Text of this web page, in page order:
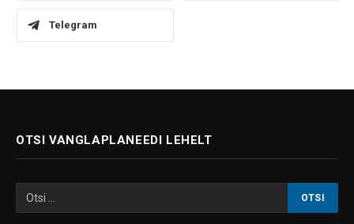
Telegram
OTSI VANGLAPLANEEDI LEHELT